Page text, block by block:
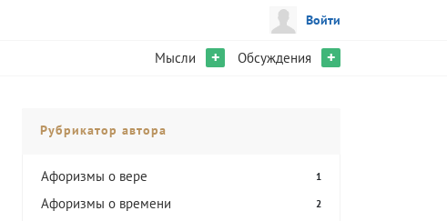
Войти
Мысли + Обсуждения +
Рубрикатор автора
Афоризмы о вере 1
Афоризмы о времени 2